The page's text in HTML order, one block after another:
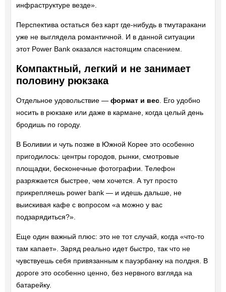
инфраструктуре везде».
Перспектива остаться без карт где-нибудь в тмутаракани
уже не выглядела романтичной. И в данной ситуации
этот Power Bank оказался настоящим спасением.
Компактный, легкий и не занимает
половину рюкзака
Отдельное удовольствие — формат и вес. Его удобно
носить в рюкзаке или даже в кармане, когда целый день
бродишь по городу.
В Боливии и чуть позже в Южной Корее это особенно
пригодилось: центры городов, рынки, смотровые
площадки, бесконечные фотографии. Телефон
разряжается быстрее, чем хочется. А тут просто
прикрепляешь power bank — и идешь дальше, не
выискивая кафе с вопросом «а можно у вас
подзарядиться?».
Еще один важный плюс: это не тот случай, когда «что-то
там капает». Заряд реально идет быстро, так что не
чувствуешь себя привязанным к пауэрбанку на полдня. В
дороге это особенно ценно, без нервного взгляда на
батарейку.